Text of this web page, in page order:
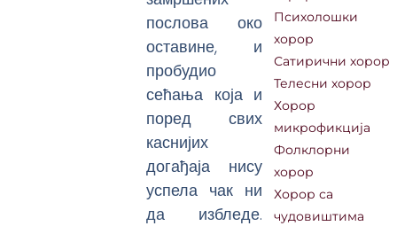
послова око
оставине, и
пробудио
сећања која и
поред свих
каснијих
догађаја нису
успела чак ни
да избледе.
Психолошки
хорор
Сатирични хорор
Телесни хорор
Хорор
микрофикција
Фолклорни
хорор
Хорор са
чудовиштима